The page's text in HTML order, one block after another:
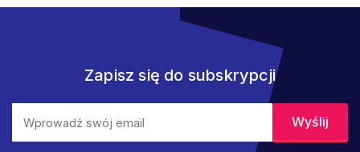
Zapisz się do subskrypcji